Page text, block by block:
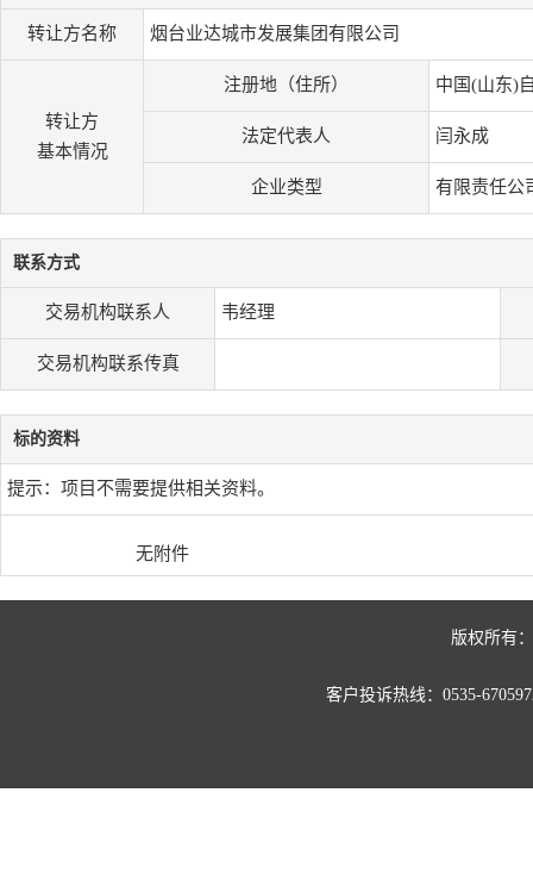
转让方名称 烟台业达城市发展集团有限公司
转让方
基本情况
注册地（住所） 中国(山东)
法定代表人 闫永成
企业类型 有限责任公
联系方式
交易机构联系人 韦经理
交易机构联系传真
标的资料
提示：项目不需要提供相关资料。
无附件
版权所有
客户投诉热线：0535-